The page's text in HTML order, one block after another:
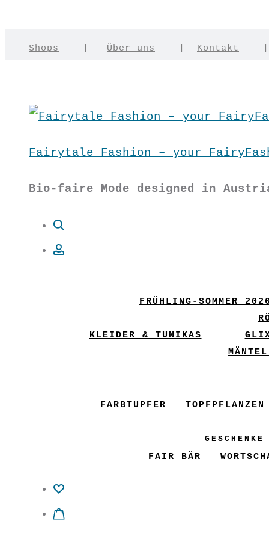
Shops Über uns Kontakt
Fairytale Fashion – your
Bio-faire Mode designed in
FRÜHLING-SOMMER
KLEIDER & TUNIKAS
FARBTUPFER TOPFPFLANZEN
GESCHENKE
FAIR BÄR